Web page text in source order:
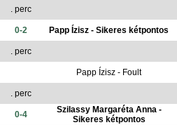
. perc
0-2 Papp Ízisz - Sikeres kétpontos
. perc
Papp Ízisz - Foult
. perc
0-4
Szilassy Margaréta Anna -
Sikeres kétpontos